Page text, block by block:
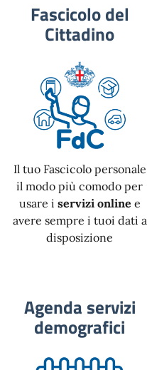
Fascicolo del
Cittadino
Il tuo Fascicolo personale
il modo più comodo per
usare i servizi online e
avere sempre i tuoi dati a
disposizione
Agenda servizi
demografici